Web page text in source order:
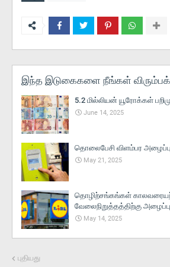
இந்த இடுகைகளை நீங்கள்
5.2 மில்லியன் யூரோக்கள்
June 14, 2025
தொலைபேசி விளம்பர
May 21, 2025
தொழிற்சங்கங்கள்
வேலைநிறுத்தத்திற்கு
May 14, 2025
புதியது